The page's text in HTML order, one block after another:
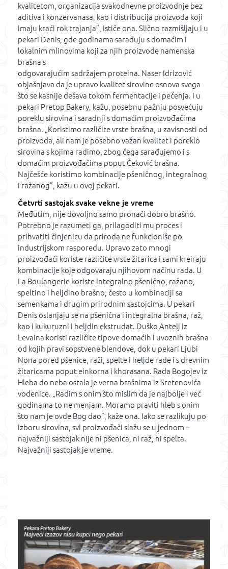
kvalitetom, organizacija svakodnevne proizvodnje bez
aditiva i konzervanasa, kao i distribucija proizvoda koji
imaju kraći rok trajanja”, ističe ona. Slično razmišljaju i u
pekari Denis, gde godinama sarađuju s domaćim i
lokalnim mlinovima koji za njih proizvode namenska
brašna s
odgovarajućim sadržajem proteina. Naser Idrizović
objašnjava da je upravo kvalitet sirovine osnova svega
što se kasnije dešava tokom fermentacije i pečenja. I u
pekari Pretop Bakery, kažu, posebnu pažnju posvećuju
poreklu sirovina i saradnji s domaćim proizvođačima
brašna. „Koristimo različite vrste brašna, u zavisnosti od
proizvoda, ali nam je posebno važan kvalitet i poreklo
sirovina s kojima radimo, zbog čega sarađujemo i s
domaćim proizvođačima poput Čeković brašna.
Najčešće koristimo kombinacije pšeničnog, integralnog
i ražanog”, kažu u ovoj pekari.
Četvrti sastojak svake vekne je vreme
Međutim, nije dovoljno samo pronaći dobro brašno.
Potrebno je razumeti ga, prilagoditi mu proces i
prihvatiti činjenicu da priroda ne funkcioniše po
industrijskom rasporedu. Upravo zato mnogi
proizvođači koriste različite vrste žitarica i sami kreiraju
kombinacije koje odgovaraju njihovom načinu rada. U
La Boulangerie koriste integralno pšenično, ražano,
speltino i heljdino brašno, često u kombinaciji sa
semenkama i drugim prirodnim sastojcima. U pekari
Denis oslanjaju se na pšenična i integralna brašna, raž,
kao i kukuruzni i heljdin ekstrudat. Duško Antelj iz
Levaina koristi različite tipove domaćih i uvoznih brašna
od kojih pravi sopstvene blendove, dok u pekari Ljubi
Nona pored pšenice, raži, spelte i heljde rade i s drevnim
žitaricama poput einkorna i khorasana. Rada Bogojev iz
Hleba do neba ostala je verna brašnima iz Sretenovića
vodenice. „Radim s onim što mislim da je najbolje i već
godinama to ne menjam. Moramo praviti hleb s onim
što nam je ovde Bog dao”, kaže ona. Iako se razlikuju po
izboru sirovina, svi proizvođači slažu se u jednom –
najvažniji sastojak nije ni pšenica, ni raž, ni spelta.
Najvažniji sastojak je vreme.